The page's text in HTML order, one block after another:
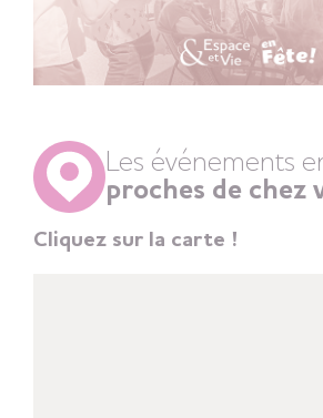
Les événements
proches de chez
Cliquez sur la carte !